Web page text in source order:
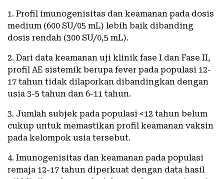
1. Profil imunogenisitas dan keamanan pada dosis
medium (600 SU/05 mL) lebih baik dibanding
dosis rendah (300 SU/0,5 mL).
2. Dari data keamanan uji klinik fase I dan Fase II,
profil AE sistemik berupa fever pada populasi 12-
17 tahun tidak dilaporkan dibandingkan dengan
usia 3-5 tahun dan 6-11 tahun.
3. Jumlah subjek pada populasi <12 tahun belum
cukup untuk memastikan profil keamanan vaksin
pada kelompok usia tersebut.
4. Imunogenisitas dan keamanan pada populasi
remaja 12-17 tahun diperkuat dengan data hasil